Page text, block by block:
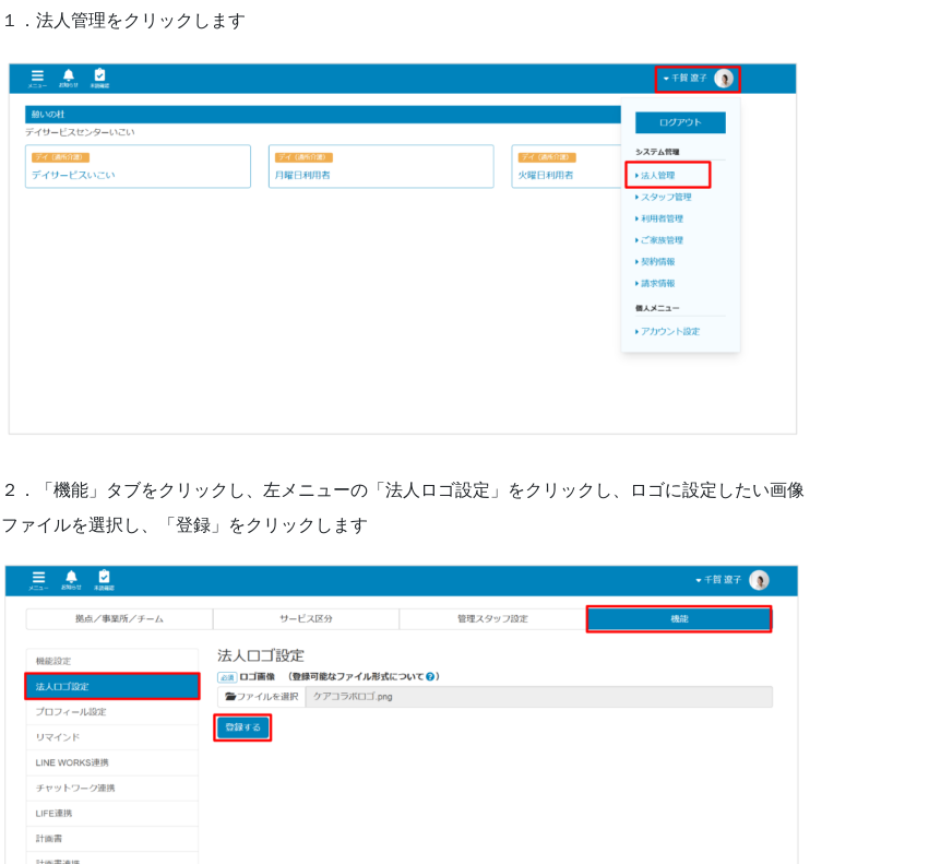
１．法人管理をクリックします
２．「機能」タブをクリックし、左メニューの「法人ロゴ設定」をクリックし、ロゴに設定したい画像
ファイルを選択し、「登録」をクリックします